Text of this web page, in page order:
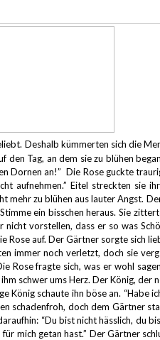
Deshalb kümmerten sich die
den Tag, an dem sie zu blühen
Dornen an!”Die Rose guckte
aufnehmen.”Eitel streckten sie
mehr zu blühen aus lauter Angst.
ein bisschen heraus. Sie
nicht vorstellen, dass er so was
Rose auf.Der Gärtner sorgte sich
immer noch verletzt, doch sie
Rose fragte sich, was er wohl
schwer ums Herz. Der König, der
König schaute ihn böse an. “Habe
schadenfroh, doch dem Gärtner
“Du bist nicht hässlich, du
mich getan hast.” Der Gärtner